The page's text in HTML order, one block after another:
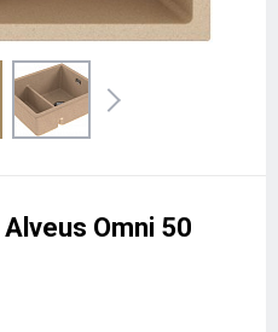
Omni 50